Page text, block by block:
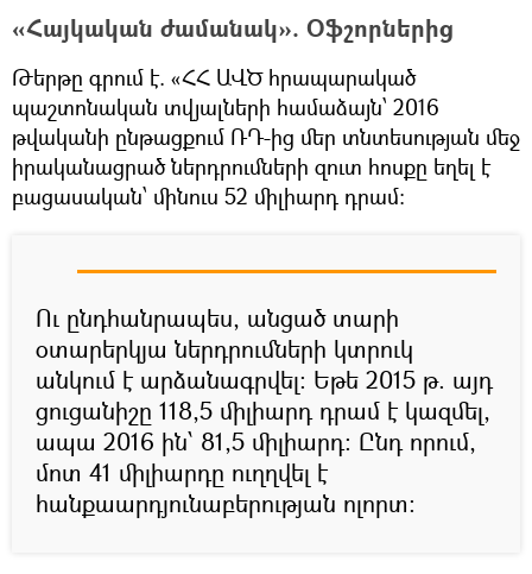
«Հայկական ժամանակ». Օֆշորներից
Թերթը գրում է. «ՀՀ ԱՎԾ հրապարակած
պաշտոնական տվյալների համաձայն՝ 2016
թվականի ընթացքում ՌԴ-ից մեր տնտեսության մեջ
իրականացրած ներդրումների զուտ հոսքը եղել է
բացասական՝ մինուս 52 միլիարդ դրամ:
Ու ընդհանրապես, անցած տարի
օտարերկյա ներդրումների կտրուկ
անկում է արձանագրվել: Եթե 2015 թ. այդ
ցուցանիշը 118,5 միլիարդ դրամ է կազմել,
ապա 2016 ին՝ 81,5 միլիարդ: Ընդ որում,
մոտ 41 միլիարդը ուղղվել է
հանքաարդյունաբերության ոլորտ: